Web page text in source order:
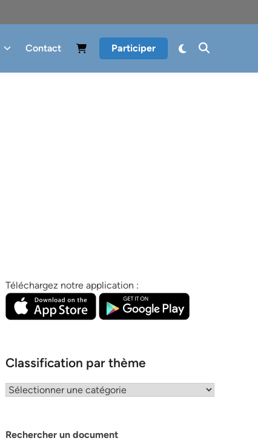
Contact Participer
Téléchargez notre application :
Classification par thème
Classification
Rechercher un document